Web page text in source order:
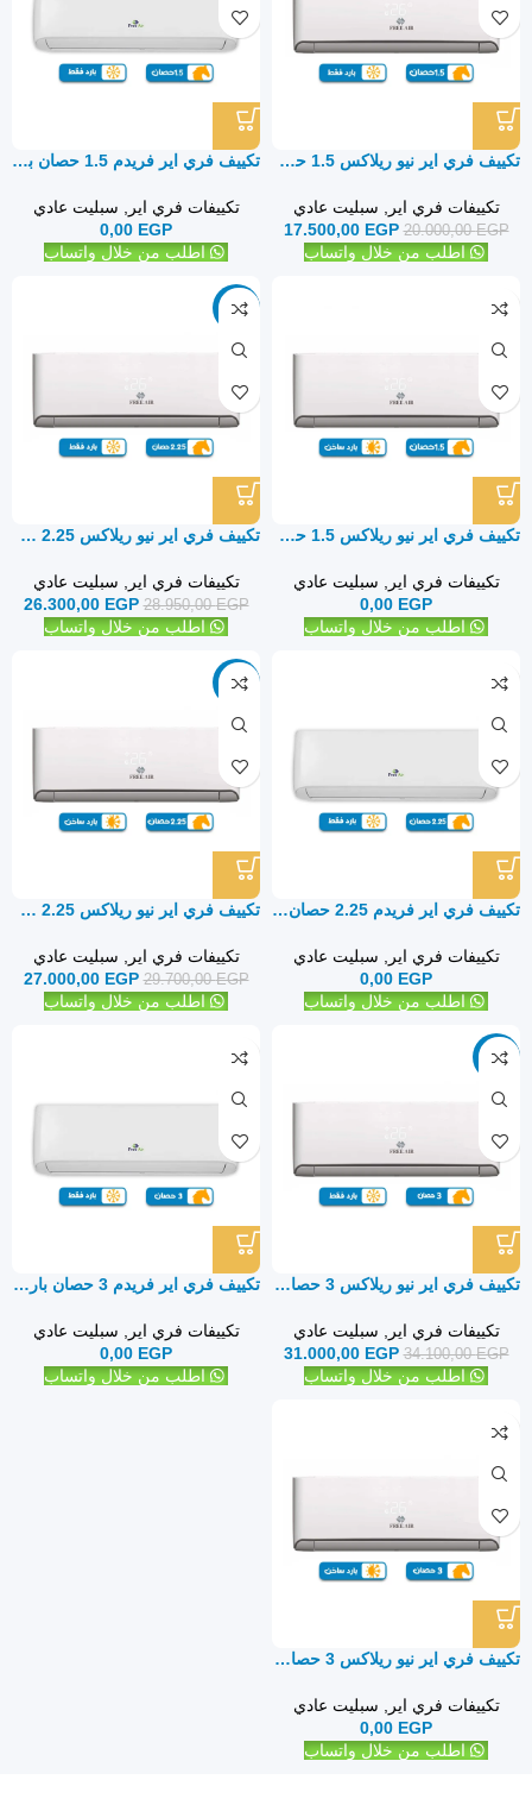
تكييف فري اير نيو ريلاكس 1.5 حصان بارد فقط – سبليت
تكييفات فري اير سبليت عادي
20.000,00EGP
17.500,00 EGP
اطلب من خلال واتساب
تكييف فري اير فريدم 1.5 حصان بارد فقط – سبليت
تكييفات فري اير
سبليت عادي
0,00 EGP
اطلب من خلال واتساب
تكييف فري اير نيو ريلاكس 1.5 حصان بارد ساخن – سبليت
تكييفات فري اير
سبليت عادي
0,00 EGP
اطلب من خلال واتساب
-9%
تكييف فري اير نيو ريلاكس 2.25 حصان بارد فقط – سبليت
تكييفات فري اير سبليت عادي
28.950,00EGP
26.300,00 EGP
اطلب من خلال واتساب
تكييف فري اير فريدم 2.25 حصان بارد فقط – سبليت
تكييفات فري اير
سبليت عادي
0,00 EGP
اطلب من خلال واتساب
-9%
تكييف فري اير نيو ريلاكس 2.25 حصان بارد ساخن – سبليت
تكييفات فري اير سبليت عادي
29.700,00EGP
27.000,00 EGP
اطلب من خلال واتساب
-9%
تكييف فري اير نيو ريلاكس 3 حصان بارد فقط – سبليت
تكييفات فري اير سبليت عادي
34.100,00EGP
31.000,00 EGP
اطلب من خلال واتساب
تكييف فري اير فريدم 3 حصان بارد فقط – سبليت
تكييفات فري اير
سبليت عادي
0,00 EGP
اطلب من خلال واتساب
تكييف فري اير نيو ريلاكس 3 حصان بارد ساخن – سبليت
تكييفات فري اير
سبليت عادي
0,00 EGP
اطلب من خلال واتساب